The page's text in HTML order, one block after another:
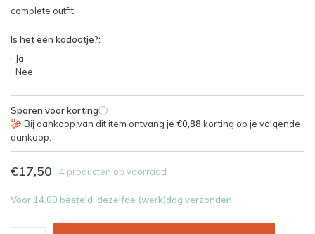
complete outfit.
Is het een kadootje?:
Ja
Nee
Sparen voor korting i
Bij aankoop van dit item ontvang je €0,88 korting op je volgende
aankoop.
€17,50 4 producten op voorraad
Voor 14.00 besteld, dezelfde (werk)dag verzonden.